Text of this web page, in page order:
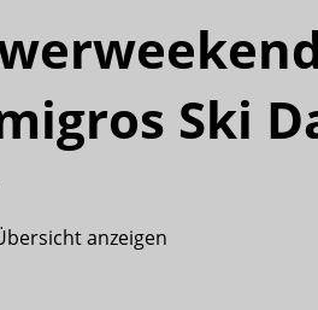
Ski
anzeigen